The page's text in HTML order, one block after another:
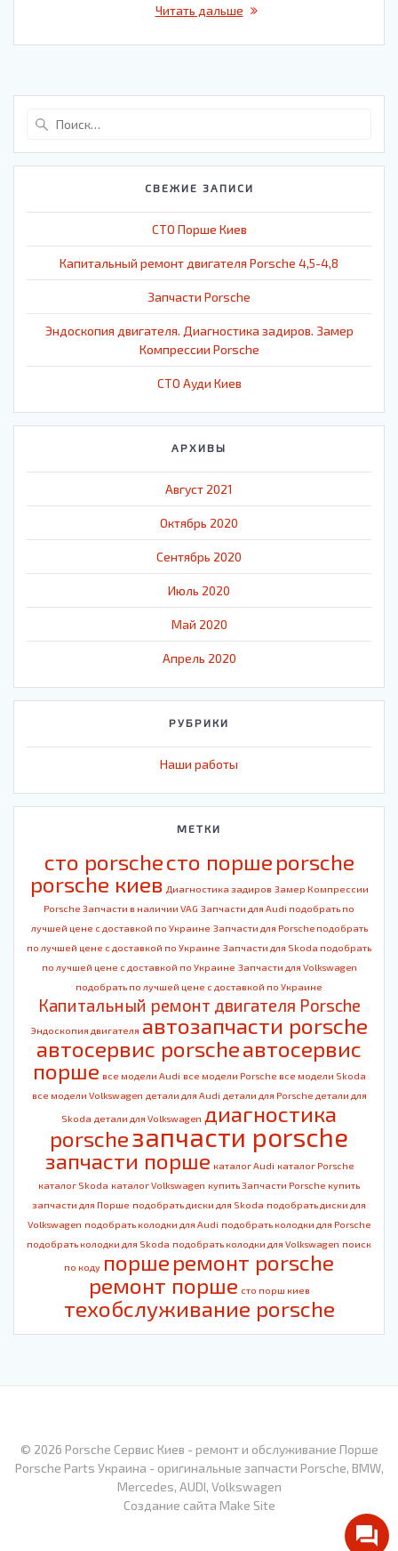
Читать дальше
СВЕЖИЕ ЗАПИСИ
СТО Порше Киев
Капитальный ремонт двигателя Porsche 4,5-4,8
Запчасти Porsche
Эндоскопия двигателя. Диагностика задиров. Замер
Компрессии Porsche
СТО Ауди Киев
АРХИВЫ
Август 2021
Октябрь 2020
Сентябрь 2020
Июль 2020
Май 2020
Апрель 2020
РУБРИКИ
Наши работы
МЕТКИ
cто porschecто порше porsche
porsche киев Диагностика задиров Замер Компрессии
Porsche Запчасти в наличии VAG Запчасти для Audi подобрать по
лучшей цене с доставкой по Украине Запчасти для Porsche подобрать
по лучшей цене с доставкой по Украине Запчасти для Skoda подобрать
по лучшей цене с доставкой по Украине Запчасти для Volkswagen
подобрать по лучшей цене с доставкой по Украине
Капитальный ремонт двигателя Porsche
Эндоскопия двигателя автозапчасти porsche
автосервис porscheавтосервис
порше все модели Audi все модели Porsche все модели Skoda
все модели Volkswagen детали для Audi детали для Porsche детали для
Skoda детали для Volkswagen диагностика
porscheзапчасти porsche
запчасти порше каталог Audi каталог Porsche
каталог Skoda каталог Volkswagen купить Запчасти Porsche купить
запчасти для Порше подобрать диски для Skoda подобрать диски для
Volkswagen подобрать колодки для Audi подобрать колодки для Porsche
подобрать колодки для Skoda подобрать колодки для Volkswagen поиск
по коду порше ремонт porsche
ремонт порше сто порш киев
техобслуживание porsche
© 2026 Porsche Сервис Киев - ремонт и обслуживание Порше
Porsche Parts Украина - оригинальные запчасти Porsche, BMW,
Mercedes, AUDI, Volkswagen
Создание сайта Make Site